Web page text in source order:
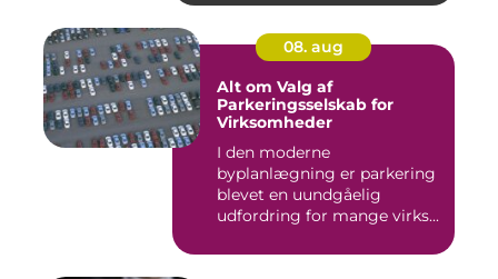
08. aug
Alt om Valg af
Parkeringsselskab for
Virksomheder
I den moderne
byplanlægning er parkering
blevet en uundgåelig
udfordring for mange virks...